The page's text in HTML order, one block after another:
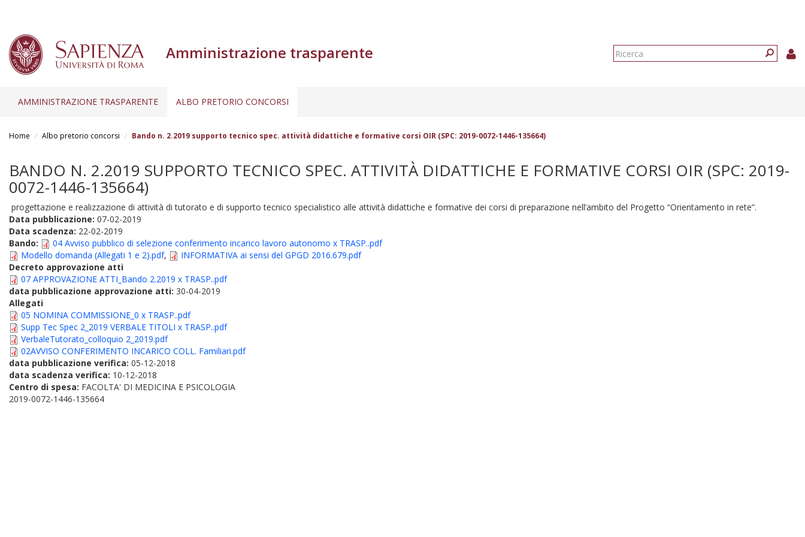
Amministrazione trasparente
Form
AMMINISTRAZIONE TRASPARENTE ALBO PRETORIO CONCORSI
Home Albo pretorio concorsi Bando n. 2.2019 supporto tecnico spec. attività didattiche e formative corsi OIR (SPC: 2019-0072-1446-135664)
BANDO N. 2.2019 SUPPORTO TECNICO SPEC. ATTIVITÀ DIDATTICHE E FORMATIVE CORSI OIR (SPC: 2019-
0072-1446-135664)
progettazione e realizzazione di attività di tutorato e di supporto tecnico specialistico alle attività didattiche e formative dei corsi di preparazione nell’ambito del Progetto “Orientamento in rete”.
Data pubblicazione: 07-02-2019
Data scadenza: 22-02-2019
Bando:
04 Avviso pubblico di selezione conferimento incarico lavoro autonomo x TRASP..pdf
Modello domanda (Allegati 1 e 2).pdf,
INFORMATIVA ai sensi del GPGD 2016.679.pdf
Decreto approvazione atti
07 APPROVAZIONE ATTI_Bando 2.2019 x TRASP..pdf
data pubblicazione approvazione atti: 30-04-2019
Allegati
05 NOMINA COMMISSIONE_0 x TRASP..pdf
Supp Tec Spec 2_2019 VERBALE TITOLI x TRASP..pdf
VerbaleTutorato_colloquio 2_2019.pdf
02AVVISO CONFERIMENTO INCARICO COLL. Familiari.pdf
data pubblicazione verifica: 05-12-2018
data scadenza verifica: 10-12-2018
Centro di spesa: FACOLTA' DI MEDICINA E PSICOLOGIA
2019-0072-1446-135664